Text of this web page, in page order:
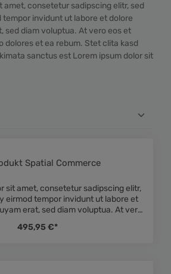
amet, consetetur sadipscing elitr, sed
tempor invidunt ut labore et dolore
sed diam voluptua. At vero eos et
dolores et ea rebum. Stet clita kasd
sanctus est Lorem ipsum dolor sit
Spatial Commerce
sit amet, consetetur sadipscing elitr,
eirmod tempor invidunt ut labore et
erat, sed diam voluptua. At vero
no sea takimata sanctus est
495,95 €*